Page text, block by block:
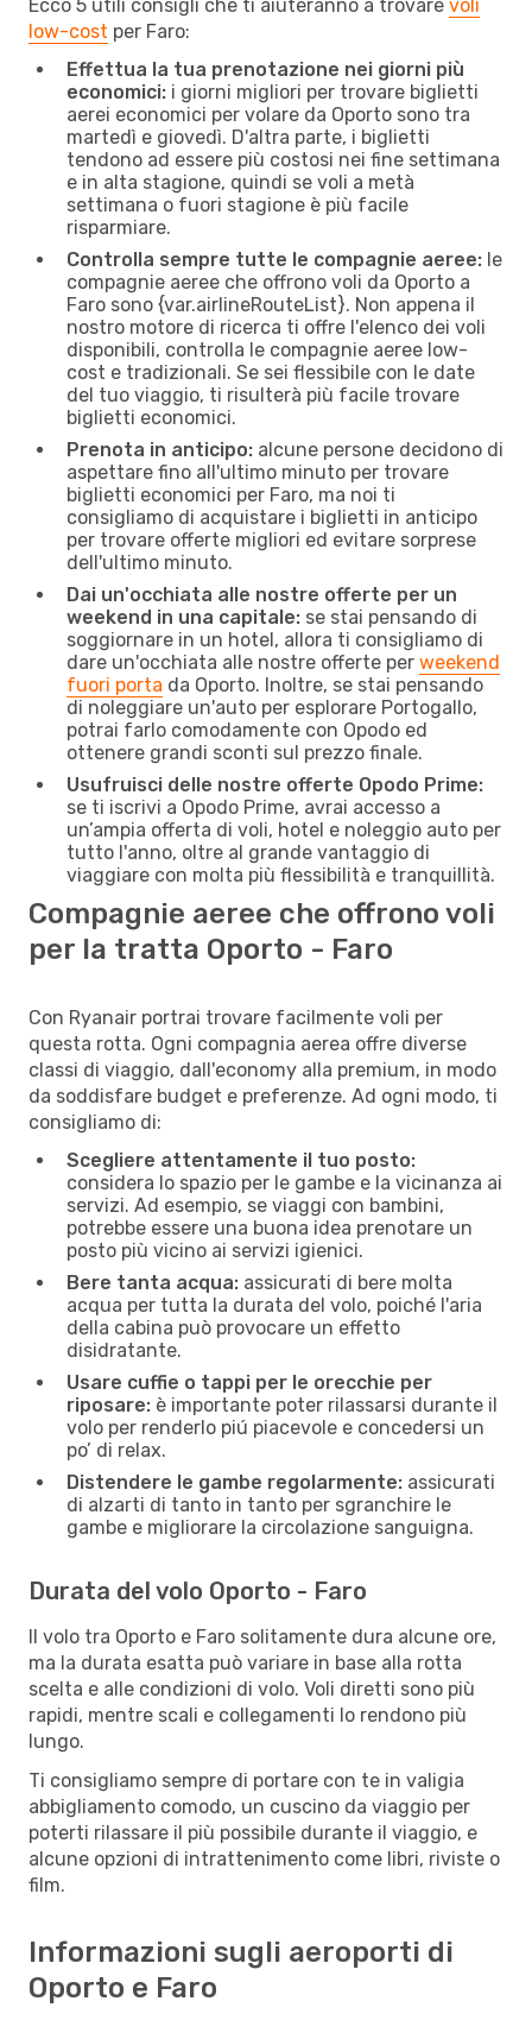
Ecco 5 utili consigli che ti aiuteranno a trovare voli
low-cost per Faro:
Effettua la tua prenotazione nei giorni più
economici: i giorni migliori per trovare biglietti
aerei economici per volare da Oporto sono tra
martedì e giovedì. D'altra parte, i biglietti
tendono ad essere più costosi nei fine settimana
e in alta stagione, quindi se voli a metà
settimana o fuori stagione è più facile
risparmiare.
Controlla sempre tutte le compagnie aeree: le
compagnie aeree che offrono voli da Oporto a
Faro sono {​var.airlineRouteList}. Non appena il
nostro motore di ricerca ti offre l'elenco dei voli
disponibili, controlla le compagnie aeree low-
cost e tradizionali. Se sei flessibile con le date
del tuo viaggio, ti risulterà più facile trovare
biglietti economici.
Prenota in anticipo: alcune persone decidono di
aspettare fino all'ultimo minuto per trovare
biglietti economici per Faro, ma noi ti
consigliamo di acquistare i biglietti in anticipo
per trovare offerte migliori ed evitare sorprese
dell'ultimo minuto.
Dai un'occhiata alle nostre offerte per un
weekend in una capitale: se stai pensando di
soggiornare in un hotel, allora ti consigliamo di
dare un'occhiata alle nostre offerte per weekend
fuori porta da Oporto. Inoltre, se stai pensando
di noleggiare un'auto per esplorare Portogallo,
potrai farlo comodamente con Opodo ed
ottenere grandi sconti sul prezzo finale.
Usufruisci delle nostre offerte Opodo Prime:
se ti iscrivi a Opodo Prime, avrai accesso a
un’ampia offerta di voli, hotel e noleggio auto per
tutto l'anno, oltre al grande vantaggio di
viaggiare con molta più flessibilità e tranquillità.
Compagnie aeree che offrono voli
per la tratta Oporto - Faro
Con Ryanair portrai trovare facilmente voli per
questa rotta. Ogni compagnia aerea offre diverse
classi di viaggio, dall'economy alla premium, in modo
da soddisfare budget e preferenze. Ad ogni modo, ti
consigliamo di:
Scegliere attentamente il tuo posto:
considera lo spazio per le gambe e la vicinanza ai
servizi. Ad esempio, se viaggi con bambini,
potrebbe essere una buona idea prenotare un
posto più vicino ai servizi igienici.
Bere tanta acqua: assicurati di bere molta
acqua per tutta la durata del volo, poiché l'aria
della cabina può provocare un effetto
disidratante.
Usare cuffie o tappi per le orecchie per
riposare: è importante poter rilassarsi durante il
volo per renderlo piú piacevole e concedersi un
po’ di relax.
Distendere le gambe regolarmente: assicurati
di alzarti di tanto in tanto per sgranchire le
gambe e migliorare la circolazione sanguigna.
Durata del volo Oporto - Faro
Il volo tra Oporto e Faro solitamente dura alcune ore,
ma la durata esatta può variare in base alla rotta
scelta e alle condizioni di volo. Voli diretti sono più
rapidi, mentre scali e collegamenti lo rendono più
lungo.
Ti consigliamo sempre di portare con te in valigia
abbigliamento comodo, un cuscino da viaggio per
poterti rilassare il più possibile durante il viaggio, e
alcune opzioni di intrattenimento come libri, riviste o
film.
Informazioni sugli aeroporti di
Oporto e Faro